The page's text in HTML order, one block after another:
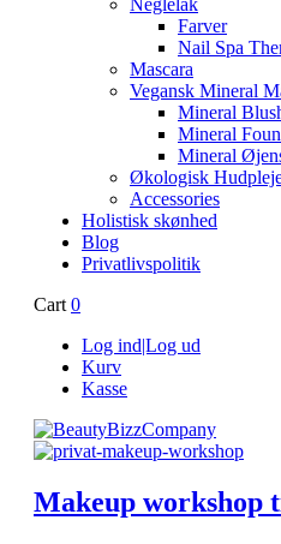
Neglelak
Farver
Nail Spa
Mascara
Vegansk Mineral
Mineral
Mineral
Mineral
Økologisk
Accessories
Holistisk skønhed
Blog
Privatlivspolitik
Cart 0
Log ind|Log ud
Kurv
Kasse
Makeup workshop